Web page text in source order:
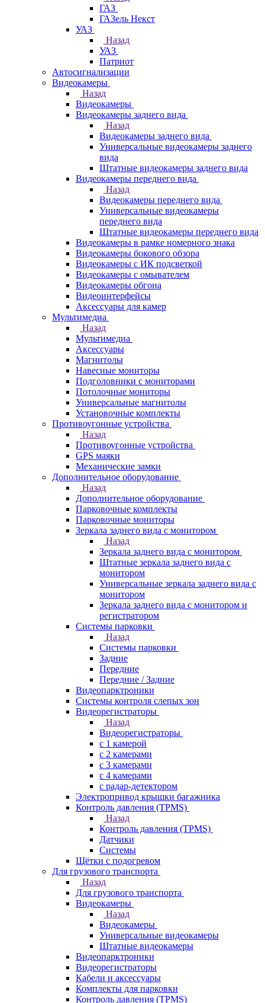
ГАЗ
ГАЗель Некст
УАЗ
Назад
УАЗ
Патриот
Автосигнализации
Видеокамеры
Назад
Видеокамеры
Видеокамеры заднего вида
Назад
Видеокамеры заднего вида
Универсальные видеокамеры заднего
вида
Штатные видеокамеры заднего вида
Видеокамеры переднего вида
Назад
Видеокамеры переднего вида
Универсальные видеокамеры
переднего вида
Штатные видеокамеры переднего вида
Видеокамеры в рамке номерного знака
Видеокамеры бокового обзора
Видеокамеры с ИК подсветкой
Видеокамеры с омывателем
Видеокамеры обгона
Видеоинтерфейсы
Аксессуары для камер
Мультимедиа
Назад
Мультимедиа
Аксессуары
Магнитолы
Навесные мониторы
Подголовники с мониторами
Потолочные мониторы
Универсальные магнитолы
Установочные комплекты
Противоугонные устройства
Назад
Противоугонные устройства
GPS маяки
Механические замки
Дополнительное оборудование
Назад
Дополнительное оборудование
Парковочные комплекты
Парковочные мониторы
Зеркала заднего вида с монитором
Назад
Зеркала заднего вида с монитором
Штатные зеркала заднего вида с
монитором
Универсальные зеркала заднего вида с
монитором
Зеркала заднего вида с монитором и
регистратором
Системы парковки
Назад
Системы парковки
Задние
Передние
Передние / Задние
Видеопарктроники
Системы контроля слепых зон
Видеорегистраторы
Назад
Видеорегистраторы
с 1 камерой
с 2 камерами
с 3 камерами
с 4 камерами
с радар-детектором
Электропривод крышки багажника
Контроль давления (TPMS)
Назад
Контроль давления (TPMS)
Датчики
Системы
Щётки с подогревом
Для грузового транспорта
Назад
Для грузового транспорта
Видеокамеры
Назад
Видеокамеры
Универсальные видеокамеры
Штатные видеокамеры
Видеопарктроники
Видеорегистраторы
Кабели и аксессуары
Комплекты для парковки
Контроль давления (TPMS)